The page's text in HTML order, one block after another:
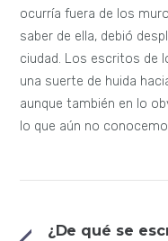
ocurría fuera de los
saber de ella, debió
ciudad. Los escritos de
una suerte de huida
aunque también en lo
lo que aún no
¿De qué se